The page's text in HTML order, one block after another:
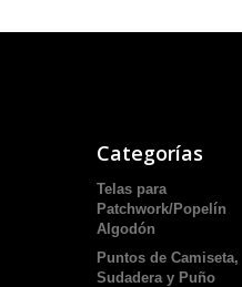
Categorías
Telas para
Patchwork/Popelín
Algodón
Puntos de Camiseta,
Sudadera y Puño